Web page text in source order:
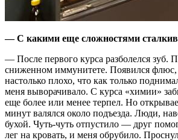
— С какими еще сложностями
— После первого курса разболелся зуб.
сниженном иммунитете. Появился флюс,
настолько плохо, что как только
меня выворачивало. С курса «химии»
еще более или менее терпел. Но
минут валялся около подъезда. Люди,
бухой. Чуть-чуть отпустило — друг
лег на кровать, и меня обрубило.